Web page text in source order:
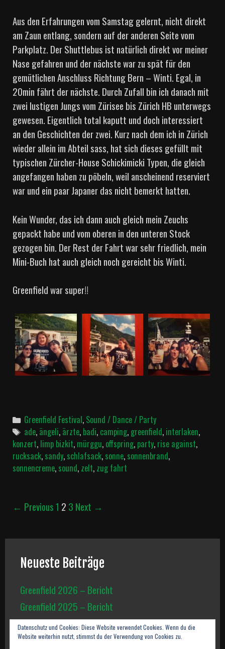
Aus den Erfahrungen vom Samstag gelernt, nicht direkt
am Zaun entlang, sondern auf der anderen Seite vom
Parkplatz. Der Shuttlebus ist natürlich direkt vor meiner
Nase gefahren und der nächste war zu spät für den
gemütlichen Anschluss Richtung Bern – Winti. Egal, in
20min fährt der nächste. Durch Zufall bin ich danach mit
zwei lustigen Jungs vom Zürisee bis Zürich HB unterwegs
gewesen. Eigentlich total kaputt und doch interessiert
an den Geschichten der zwei. Kurz nach dem ich in Zürich
wieder allein im Abteil sass, hat sich dieses gefüllt mit
typischen Zürcher-House Schickimicki Typen, die gleich
angefangen haben zu pöbeln, weil anscheinend reserviert
war und ein paar Japaner das nicht bemerkt hatten.
Kein Wunder, das ich dann auch gleich mein Zeuchs
gepackt habe und vom oberen in den unteren Stock
gezogen bin. Der Rest der Fahrt war sehr friedlich, mein
Mini-Buch hat auch gleich noch gereicht bis Winti.
Greenfield war super!!
Categories
Greenfield Festival, Sound / Dance / Party
Tags
ade, ängeli, ärzte, badi, camping, greenfield, interlaken,
konzert, limp bizkit, mürggu, offspring, party, rise against,
rucksack, sandy, schlafsack, sonne, sonnenbrand,
sonnencreme, sound, zelt, zug fahrt
Post
← Previous1 2 3 Next →
Neueste Beiträge
Greenfield 2026 – Bericht
Greenfield 2025 – Bericht
Shooting: Kriegerelfen
Greenfield 2024 – Bericht
Datenschutz und Cookies: Diese Website verwendet Cookies. Wenn du die
Website weiterhin nutzt, stimmst du der Verwendung von Cookies zu.